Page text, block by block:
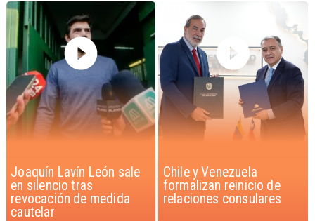
Chile y Venezuela
formalizan reinicio de
relaciones consulares
Feriantes rechazan
dichos de Camila Flores
sobre Fabiola Campillai